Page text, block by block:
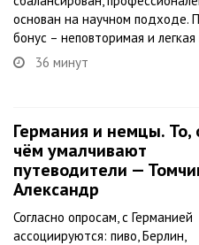
основан на научном подходе.
бонус – неповторимая и
36 минут
Германия и немцы. То,
чём умалчивают
путеводители —
Александр
Согласно опросам, с Германией
ассоциируются: пиво, Берлин,